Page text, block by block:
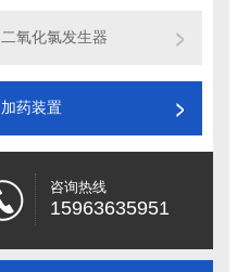
二氧化氯发生器
加药装置
咨询热线
15963635951